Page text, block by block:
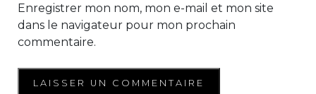
Enregistrer mon nom, mon e-mail et mon site
dans le navigateur pour mon prochain
commentaire.